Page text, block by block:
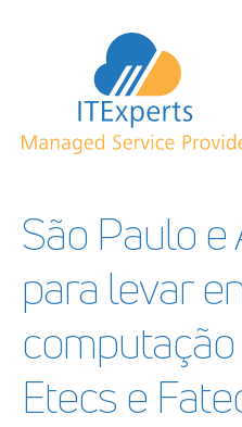
São Paulo
para levar
Etecs e